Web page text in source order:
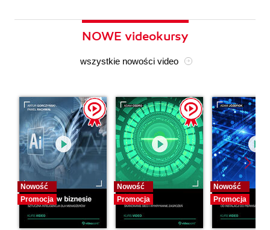
NOWE videokursy
wszystkie nowości video
Nowość
Promocja
Nowość
Promocja
Nowość
Promocja